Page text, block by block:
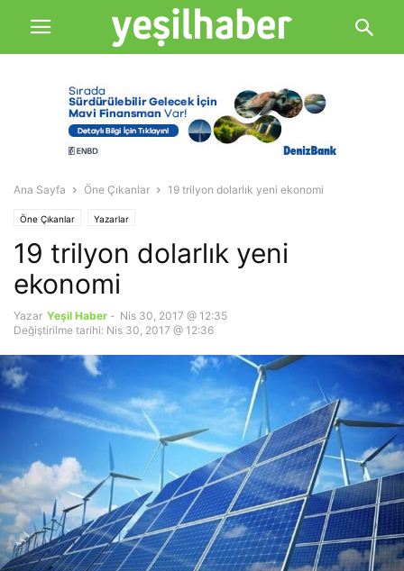
Ana Sayfa Öne Çıkanlar 19 trilyon dolarlık yeni ekonomi
Öne Çıkanlar Yazarlar
19 trilyon dolarlık yeni
ekonomi
Yazar Yeşil Haber - Nis 30, 2017 @ 12:35
Değiştirilme tarihi: Nis 30, 2017 @ 12:36